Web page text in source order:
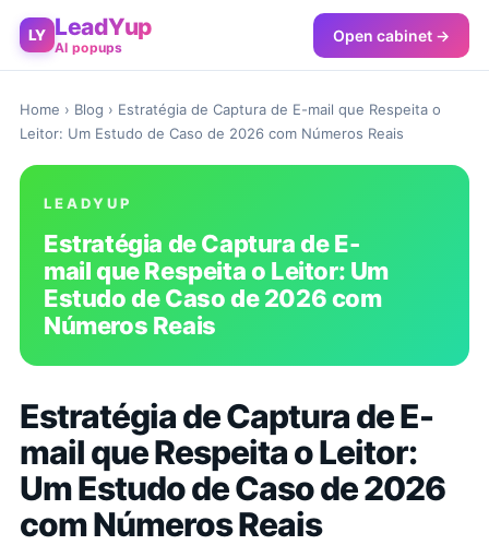
LY LeadYup
AI popups
Open cabinet →
Home › Blog › Estratégia de Captura de E-mail que Respeita o
Leitor: Um Estudo de Caso de 2026 com Números Reais
LEADYUP
Estratégia de Captura de E-
mail que Respeita o Leitor: Um
Estudo de Caso de 2026 com
Números Reais
Estratégia de Captura de E-
mail que Respeita o Leitor:
Um Estudo de Caso de 2026
com Números Reais